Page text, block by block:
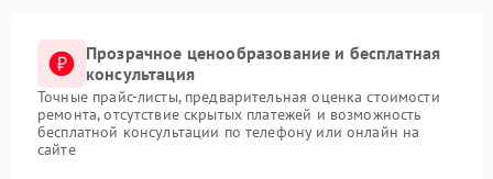
Прозрачное ценообразование и бесплатная
консультация
Точные прайс-листы, предварительная оценка стоимости
ремонта, отсутствие скрытых платежей и возможность
бесплатной консультации по телефону или онлайн на
сайте